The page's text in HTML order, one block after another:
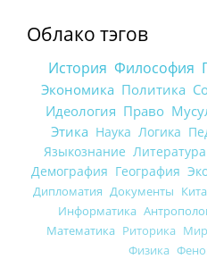
Облако тэгов
История Философия
Экономика Политика
Идеология Право
Этика Наука Логика
Языкознание Литература
Демография География
Дипломатия Документы
Информатика
Математика Риторика
Физика